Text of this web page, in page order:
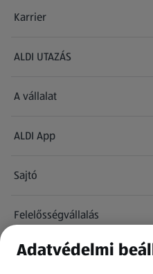
Karrier
(új oldalon nyílik meg)
ALDI UTAZÁS
(új oldalon nyílik meg)
A vállalat
ALDI App
Sajtó
Felelősségvállalás
Információk
Adatvédelmi